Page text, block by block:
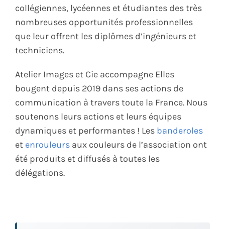
collégiennes, lycéennes et étudiantes des très
nombreuses opportunités professionnelles
que leur offrent les diplômes d’ingénieurs et
techniciens.
Atelier Images et Cie accompagne Elles
bougent depuis 2019 dans ses actions de
communication à travers toute la France. Nous
soutenons leurs actions et leurs équipes
dynamiques et performantes ! Les banderoles
et enrouleurs aux couleurs de l’association ont
été produits et diffusés à toutes les
délégations.